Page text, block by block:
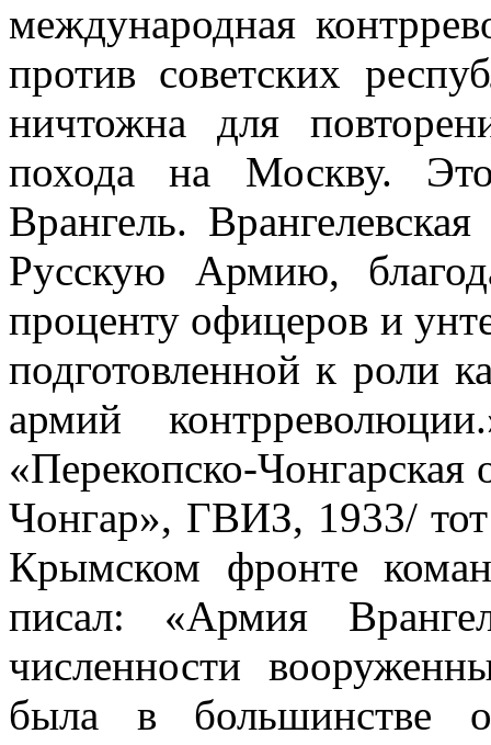
международная
против советских
ничтожна для
похода на Москву.
Врангель.
Русскую Армию,
проценту офицеров и
подготовленной к роли
армий
«Перекопско-
Чонгар», ГВИЗ, 1933/
Крымском фронте
писал: «Армия
численности
была в большинстве